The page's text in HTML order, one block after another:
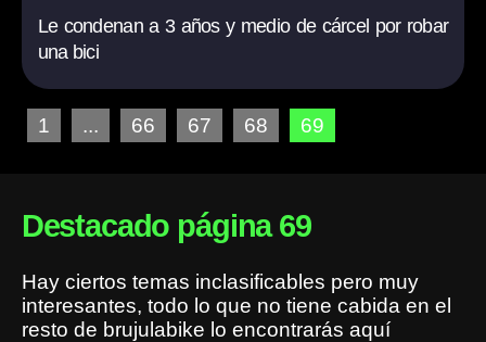
Le condenan a 3 años y medio de cárcel por robar
una bici
1 ... 66 67 68 69
Destacado página 69
Hay ciertos temas inclasificables pero muy
interesantes, todo lo que no tiene cabida en el
resto de brujulabike lo encontrarás aquí